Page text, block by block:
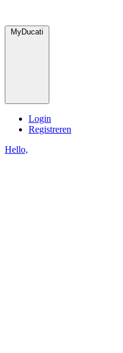
MyDucati
Login
Registreren
Hello,